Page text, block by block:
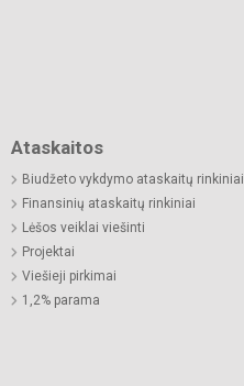
Ataskaitos
Biudžeto vykdymo ataskaitų rinkiniai
Finansinių ataskaitų rinkiniai
Lėšos veiklai viešinti
Projektai
Viešieji pirkimai
1,2% parama